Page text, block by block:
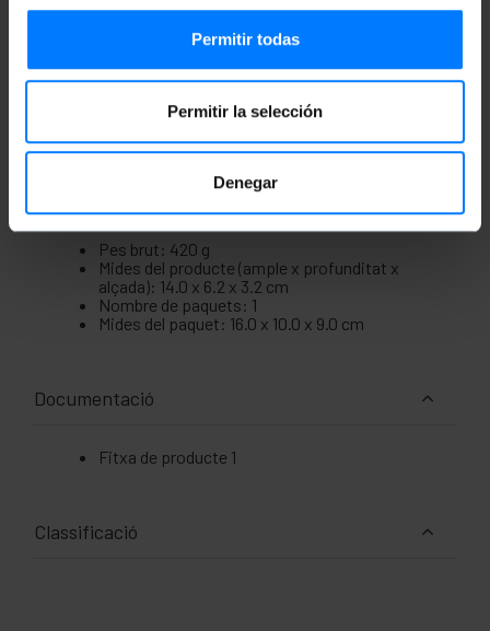
Permitir todas
Permitir la selección
Denegar
Es connecta directament a la xarxa elèctrica
220 VAC, 1.5A.
Mida: 115 x 62.5 x 31 mm.
Es requereix separador (splitter) #RA23 per
poder separar posteriorment l'electricitat i les
Pes brut: 420 g
Mides del producte (ample x profunditat x
alçada): 14.0 x 6.2 x 3.2 cm
Nombre de paquets: 1
Mides del paquet: 16.0 x 10.0 x 9.0 cm
Documentació
Fitxa de producte 1
Classificació